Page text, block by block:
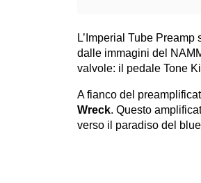
L’Imperial Tube Preamp
dalle immagini del
valvole: il pedale Tone
A fianco del
Wreck. Questo
verso il paradiso del